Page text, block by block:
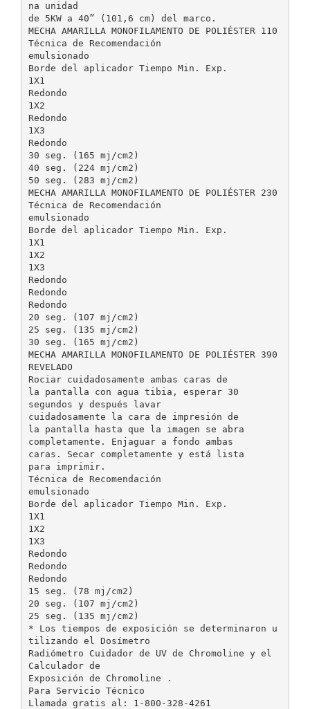
na unidad
de 5KW a 40” (101,6 cm) del marco.
MECHA AMARILLA MONOFILAMENTO DE POLIÉSTER 110
Técnica de Recomendación
emulsionado
Borde del aplicador Tiempo Min. Exp.
1X1
Redondo
1X2
Redondo
1X3
Redondo
30 seg. (165 mj/cm2)
40 seg. (224 mj/cm2)
50 seg. (283 mj/cm2)
MECHA AMARILLA MONOFILAMENTO DE POLIÉSTER 230
Técnica de Recomendación
emulsionado
Borde del aplicador Tiempo Min. Exp.
1X1
1X2
1X3
Redondo
Redondo
Redondo
20 seg. (107 mj/cm2)
25 seg. (135 mj/cm2)
30 seg. (165 mj/cm2)
MECHA AMARILLA MONOFILAMENTO DE POLIÉSTER 390
REVELADO
Rociar cuidadosamente ambas caras de
la pantalla con agua tibia, esperar 30
segundos y después lavar
cuidadosamente la cara de impresión de
la pantalla hasta que la imagen se abra
completamente. Enjaguar a fondo ambas
caras. Secar completamente y está lista
para imprimir.
Técnica de Recomendación
emulsionado
Borde del aplicador Tiempo Min. Exp.
1X1
1X2
1X3
Redondo
Redondo
Redondo
15 seg. (78 mj/cm2)
20 seg. (107 mj/cm2)
25 seg. (135 mj/cm2)
* Los tiempos de exposición se determinaron u
tilizando el Dosímetro
Radiómetro Cuidador de UV de Chromoline y el
Calculador de
Exposición de Chromoline .
Para Servicio Técnico
Llamada gratis al: 1-800-328-4261